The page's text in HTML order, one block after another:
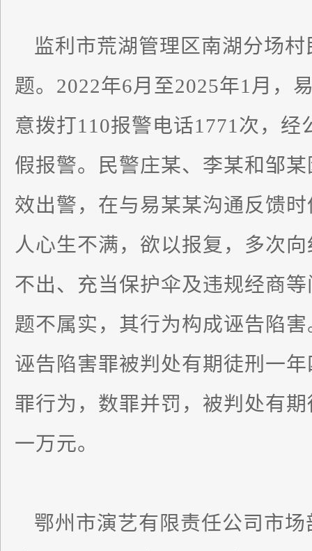
监利市荒湖管理区南湖分场
题。2022年6月至2025年1月，
意拨打110报警电话1771次，
假报警。民警庄某、李某和邹
效出警，在与易某某沟通反馈
人心生不满，欲以报复，多次
不出、充当保护伞及违规经商
题不属实，其行为构成诬告陷
诬告陷害罪被判处有期徒刑一
罪行为，数罪并罚，被判处有
一万元。
鄂州市演艺有限责任公司市